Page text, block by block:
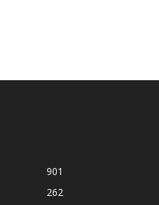
901
262